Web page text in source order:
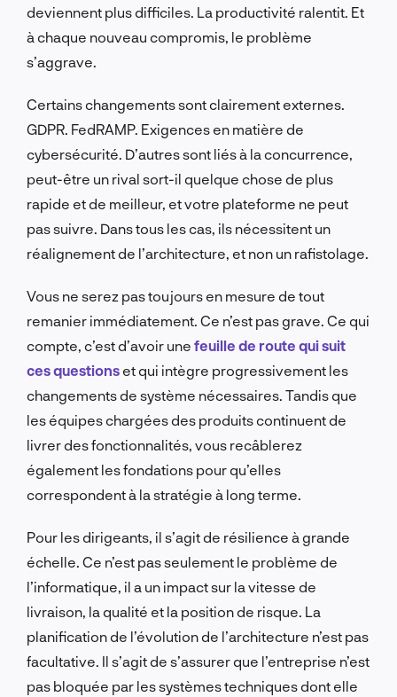
deviennent plus difficiles. La productivité ralentit. Et
à chaque nouveau compromis, le problème
s’aggrave.
Certains changements sont clairement externes.
GDPR. FedRAMP. Exigences en matière de
cybersécurité. D’autres sont liés à la concurrence,
peut-être un rival sort-il quelque chose de plus
rapide et de meilleur, et votre plateforme ne peut
pas suivre. Dans tous les cas, ils nécessitent un
réalignement de l’architecture, et non un rafistolage.
Vous ne serez pas toujours en mesure de tout
remanier immédiatement. Ce n’est pas grave. Ce qui
compte, c’est d’avoir une feuille de route qui suit
ces questions et qui intègre progressivement les
changements de système nécessaires. Tandis que
les équipes chargées des produits continuent de
livrer des fonctionnalités, vous recâblerez
également les fondations pour qu’elles
correspondent à la stratégie à long terme.
Pour les dirigeants, il s’agit de résilience à grande
échelle. Ce n’est pas seulement le problème de
l’informatique, il a un impact sur la vitesse de
livraison, la qualité et la position de risque. La
planification de l’évolution de l’architecture n’est pas
facultative. Il s’agit de s’assurer que l’entreprise n’est
pas bloquée par les systèmes techniques dont elle